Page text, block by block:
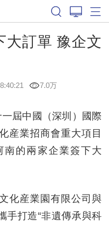
大訂單 豫企文
7.0万
屆中國（深圳）國際
産業招商會重大項目
南的兩家企業簽下大
産業園有限公司與
手打造“非遺傳承與科